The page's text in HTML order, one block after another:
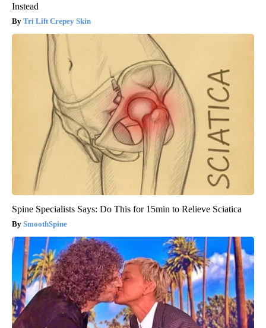
Instead
Tri Lift Crepey Skin
Spine Specialists Says: Do This for 15min to Relieve Sciatica
SmoothSpine